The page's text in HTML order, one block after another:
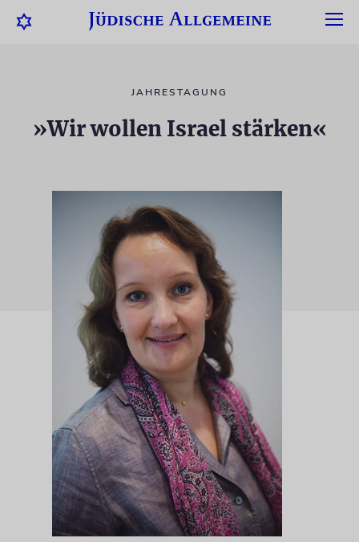
JAHRESTAGUNG
»Wir wollen Israel stärken«